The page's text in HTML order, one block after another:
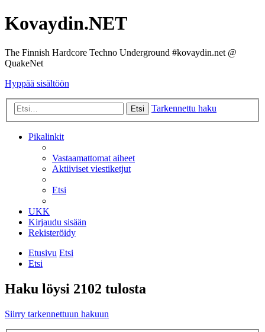
Kovaydin.NET
The Finnish Hardcore Techno Underground #kovaydin.net @
QuakeNet
Hyppää sisältöön
Etsi Tarkennettu haku
Pikalinkit
Vastaamattomat aiheet
Aktiiviset viestiketjut
Etsi
UKK
Kirjaudu sisään
Rekisteröidy
Etusivu Etsi
Etsi
Haku löysi 2102 tulosta
Siirry tarkennettuun hakuun